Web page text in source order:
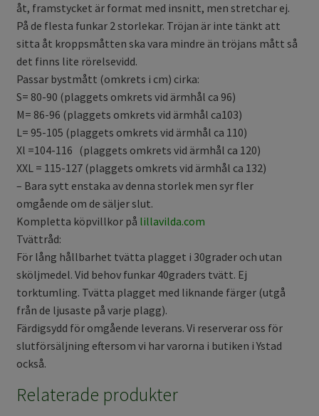
åt, framstycket är format med insnitt, men stretchar ej.
På de flesta funkar 2 storlekar. Tröjan är inte tänkt att
sitta åt kroppsmåtten ska vara mindre än tröjans mått så
det finns lite rörelsevidd.
Passar bystmått (omkrets i cm) cirka:
S= 80-90 (plaggets omkrets vid ärmhål ca 96)
M= 86-96 (plaggets omkrets vid ärmhål ca103)
L= 95-105 (plaggets omkrets vid ärmhål ca 110)
Xl =104-116 (plaggets omkrets vid ärmhål ca 120)
XXL = 115-127 (plaggets omkrets vid ärmhål ca 132)
– Bara sytt enstaka av denna storlek men syr fler
omgående om de säljer slut.
Kompletta köpvillkor på lillavilda.com
Tvättråd:
För lång hållbarhet tvätta plagget i 30grader och utan
sköljmedel. Vid behov funkar 40graders tvätt. Ej
torktumling. Tvätta plagget med liknande färger (utgå
från de ljusaste på varje plagg).
Färdigsydd för omgående leverans. Vi reserverar oss för
slutförsäljning eftersom vi har varorna i butiken i Ystad
också.
Relaterade produkter